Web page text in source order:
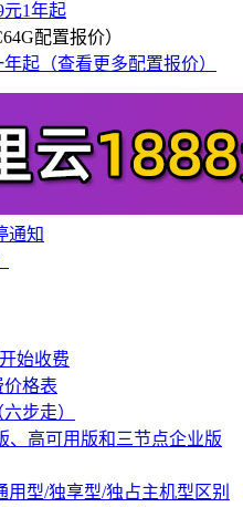
元1年起
配置报价）
起（查看更多配置报价）
通知
始收费
价格表
步走）
、高可用版和三节点企业版
型/独享型/独占主机型区别